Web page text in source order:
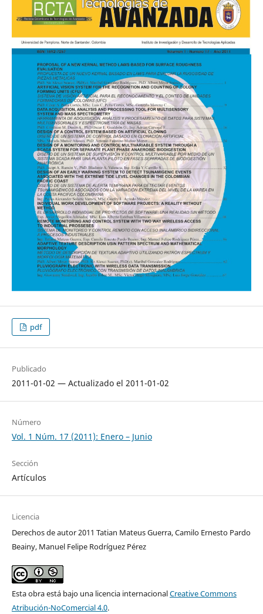
pdf
Publicado
2011-01-02 — Actualizado el 2011-01-02
Número
Vol. 1 Núm. 17 (2011): Enero – Junio
Sección
Artículos
Licencia
Derechos de autor 2011 Tatian Mateus Guerra, Camilo Ernesto Pardo
Beainy, Manuel Felipe Rodríguez Pérez
Esta obra está bajo una licencia internacionalCreative Commons
Atribución-NoComercial 4.0.